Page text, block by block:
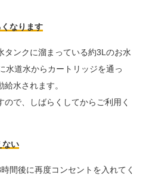
なります
タンクに溜まっている約3Lのお水
水道水からカートリッジを通っ
水されます。
で、しばらくしてからご利用く
ない
間後に再度コンセントを入れてく